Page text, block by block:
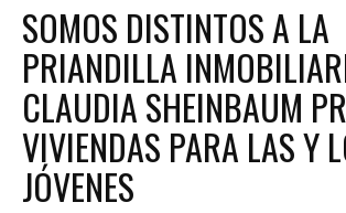
SOMOS DISTINTOS A LA
PRIANDILLA
CLAUDIA SHEINBAUM
VIVIENDAS PARA LAS Y
JÓVENES